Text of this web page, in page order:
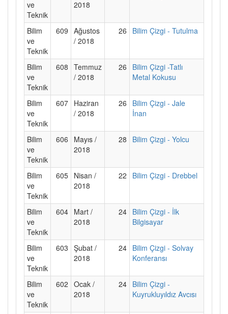
ve
Teknik
2018
Bilim
ve
Teknik
609 Ağustos
/ 2018
26 Bilim Çizgi - Tutulma
Bilim
ve
Teknik
608 Temmuz
/ 2018
26
Bilim Çizgi -Tatlı
Metal Kokusu
Bilim
ve
Teknik
607 Haziran
/ 2018
26
Bilim Çizgi - Jale
İnan
Bilim
ve
Teknik
606
Mayıs /
2018
28 Bilim Çizgi - Yolcu
Bilim
ve
Teknik
605 Nisan /
2018
22 Bilim Çizgi - Drebbel
Bilim
ve
Teknik
604 Mart /
2018
24 Bilim Çizgi - İlk
Bilgisayar
Bilim
ve
Teknik
603 Şubat /
2018
24 Bilim Çizgi - Solvay
Konferansı
Bilim
ve
Teknik
602 Ocak /
2018
24 Bilim Çizgi -
Kuyrukluyıldız Avcısı